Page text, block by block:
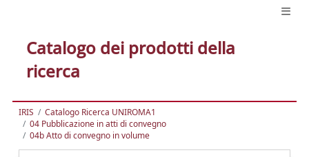
Catalogo dei prodotti della
ricerca
IRIS
Catalogo Ricerca UNIROMA1
04 Pubblicazione in atti di convegno
04b Atto di convegno in volume